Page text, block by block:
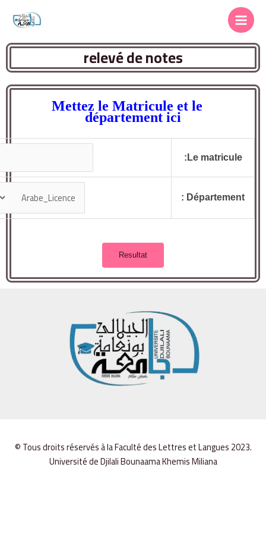
relevé de notes
Mettez le Matricule et le
département ici
Le matricule:
Département :
© Tous droits réservés à la Faculté des Lettres et Langues 2023.
Université de Djilali Bounaama Khemis Miliana